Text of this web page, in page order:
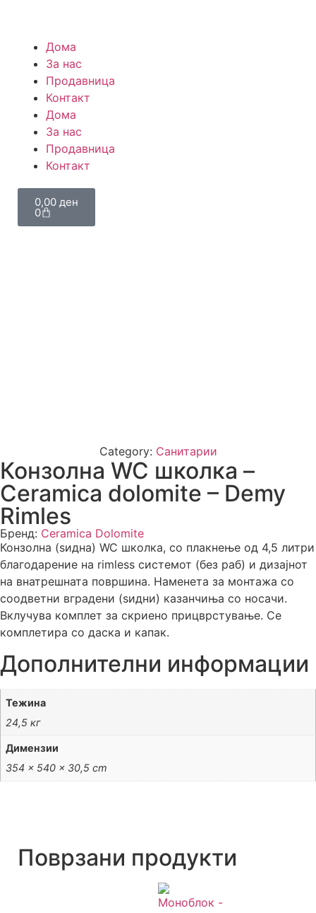
Дома
За нас
Продавница
Контакт
Дома
За нас
Продавница
Контакт
0,00 ден
0
Category: Санитарии
Конзолна WC школка –
Ceramica dolomite – Demy
Rimles
Бренд: Ceramica Dolomite
Конзолна (ѕидна) WC школка, со плакнење од 4,5 литри
благодарение на rimless системот (без раб) и дизајнот
на внатрешната површина. Наменета за монтажа со
соодветни вградени (ѕидни) казанчиња со носачи.
Вклучува комплет за скриено прицврстување. Се
комплетира со даска и капак.
Дополнителни информации
Тежина
24,5 кг
Димензии
354 × 540 × 30,5 cm
Поврзани продукти